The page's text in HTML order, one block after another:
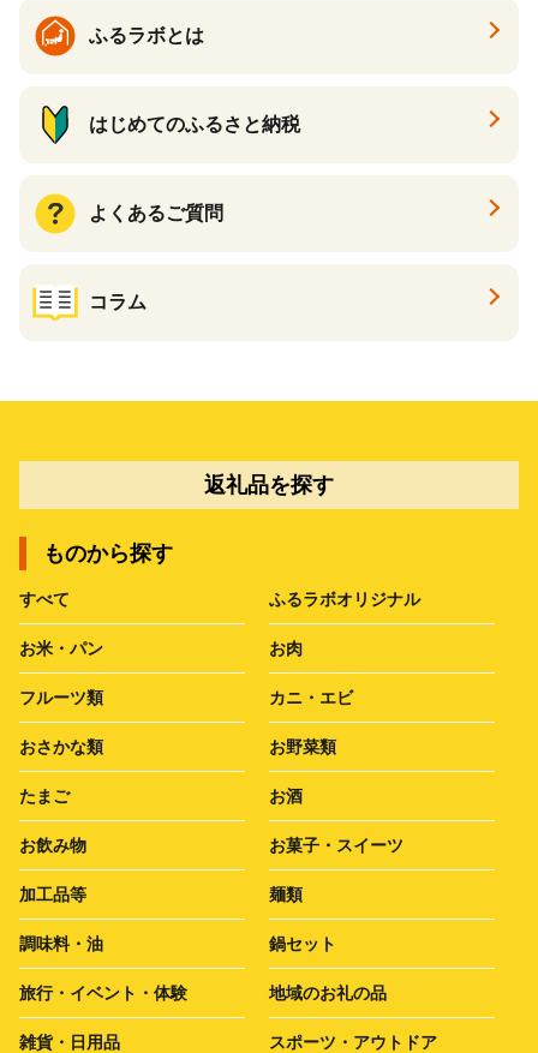
ギフト ふるさと納税 ）
ふるラボとは
はじめてのふるさと納税
よくあるご質問
コラム
返礼品を探す
ものから探す
すべて ふるラボオリジナル
お米・パン お肉
フルーツ類 カニ・エビ
おさかな類 お野菜類
たまご お酒
お飲み物 お菓子・スイーツ
加工品等 麺類
調味料・油 鍋セット
旅行・イベント・体験 地域のお礼の品
雑貨・日用品 スポーツ・アウトドア